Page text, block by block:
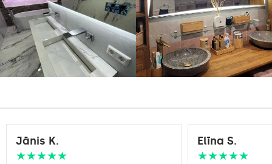
Jānis K.
★★★★★
Elīna S.
★★★★★